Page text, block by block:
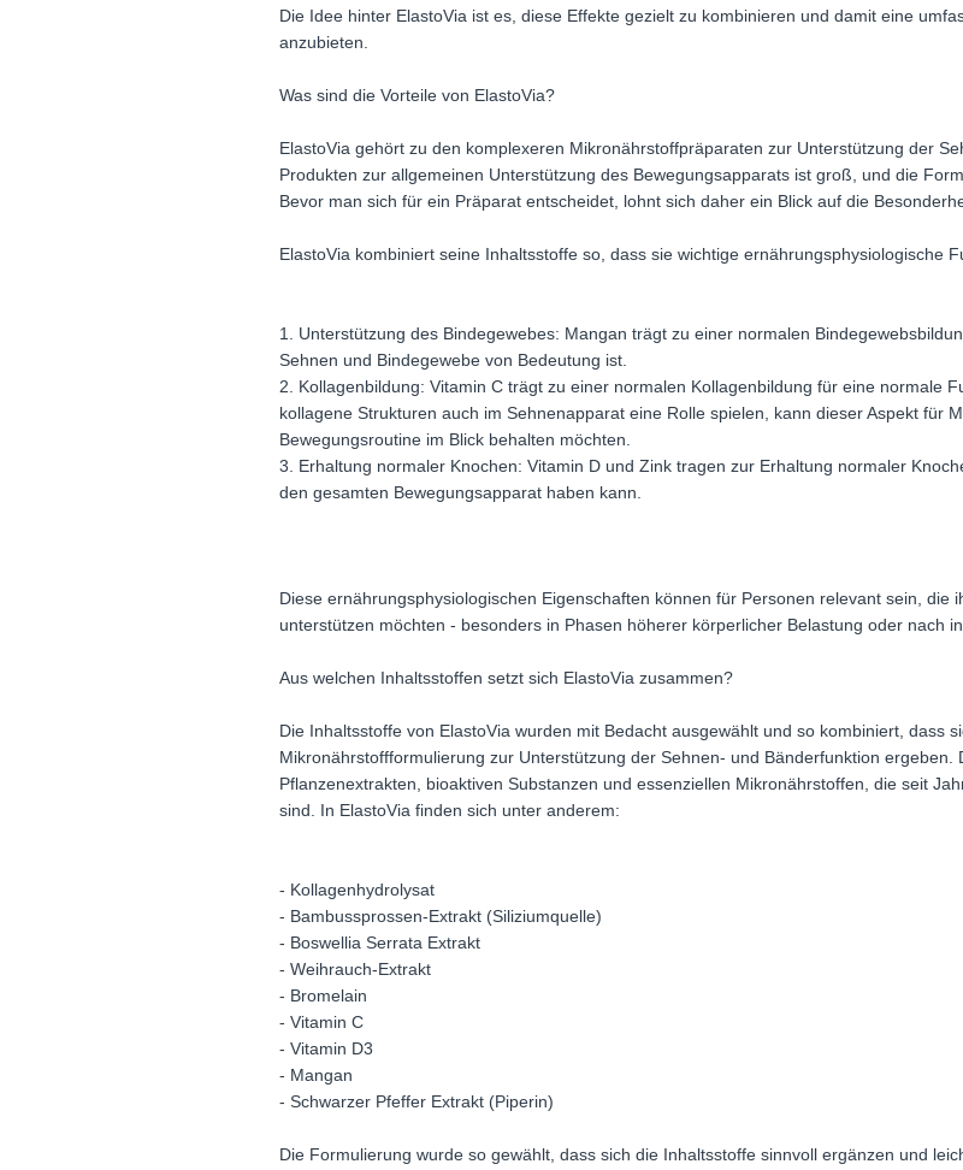
Die Idee hinter ElastoVia ist es, diese Effekte gezielt zu kombinieren und damit eine
anzubieten.
Was sind die Vorteile von ElastoVia?
ElastoVia gehört zu den komplexeren Mikronährstoffpräparaten zur Unterstützung der
Produkten zur allgemeinen Unterstützung des Bewegungsapparats ist groß, und die
Bevor man sich für ein Präparat entscheidet, lohnt sich daher ein Blick auf die
ElastoVia kombiniert seine Inhaltsstoffe so, dass sie wichtige ernährungsphysiologische
1. Unterstützung des Bindegewebes: Mangan trägt zu einer normalen
Sehnen und Bindegewebe von Bedeutung ist.
2. Kollagenbildung: Vitamin C trägt zu einer normalen Kollagenbildung für eine normale
kollagene Strukturen auch im Sehnenapparat eine Rolle spielen, kann dieser Aspekt für
Bewegungsroutine im Blick behalten möchten.
3. Erhaltung normaler Knochen: Vitamin D und Zink tragen zur Erhaltung normaler
den gesamten Bewegungsapparat haben kann.
Diese ernährungsphysiologischen Eigenschaften können für Personen relevant sein, die
unterstützen möchten - besonders in Phasen höherer körperlicher Belastung oder nach
Aus welchen Inhaltsstoffen setzt sich ElastoVia zusammen?
Die Inhaltsstoffe von ElastoVia wurden mit Bedacht ausgewählt und so kombiniert, dass
Mikronährstoffformulierung zur Unterstützung der Sehnen- und Bänderfunktion
Pflanzenextrakten, bioaktiven Substanzen und essenziellen Mikronährstoffen, die seit
sind. In ElastoVia finden sich unter anderem:
- Kollagenhydrolysat
- Bambussprossen-Extrakt (Siliziumquelle)
- Boswellia Serrata Extrakt
- Weihrauch-Extrakt
- Bromelain
- Vitamin C
- Vitamin D3
- Mangan
- Schwarzer Pfeffer Extrakt (Piperin)
Die Formulierung wurde so gewählt, dass sich die Inhaltsstoffe sinnvoll ergänzen und